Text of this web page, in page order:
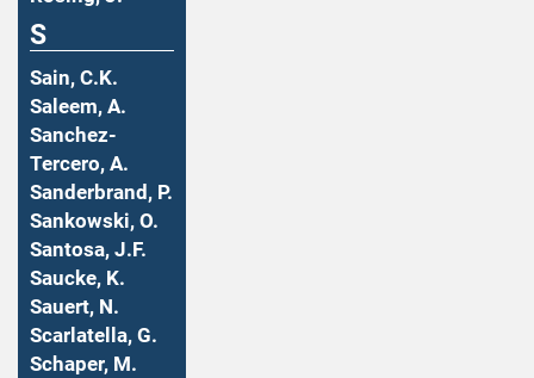
S
Sain, C.K.
Saleem, A.
Sanchez-
Tercero, A.
Sanderbrand, P.
Sankowski, O.
Santosa, J.F.
Saucke, K.
Sauert, N.
Scarlatella, G.
Schaper, M.